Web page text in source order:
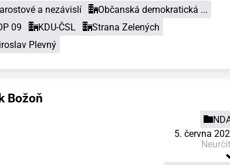
a nezávislí
Občanská demokratická ...
09
KDU-ČSL
Strana Zelených
Plevný
Božoň
5. června